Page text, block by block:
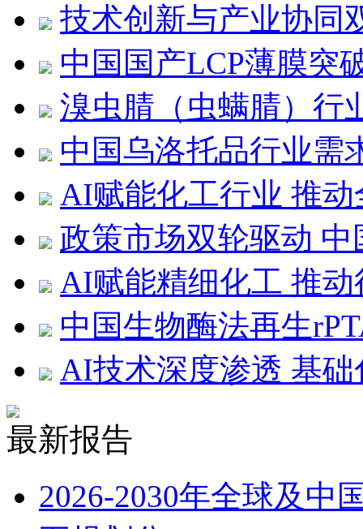
技术创新与产业协同
中国国产LCP薄膜突
溴虫腈（虫螨腈）行
中国乌洛托品行业需
AI赋能化工行业 推
政策市场双轮驱动
AI赋能精细化工 推
中国生物酶法再生
AI技术深度渗透 基
最新报告
2026-2030年全球及中